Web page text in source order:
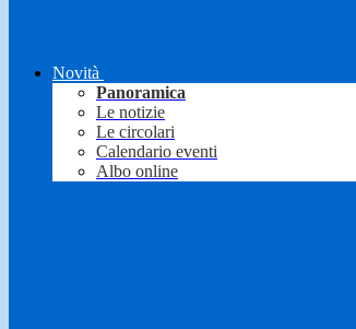
Novità
Panoramica
Le notizie
Le circolari
Calendario eventi
Albo online